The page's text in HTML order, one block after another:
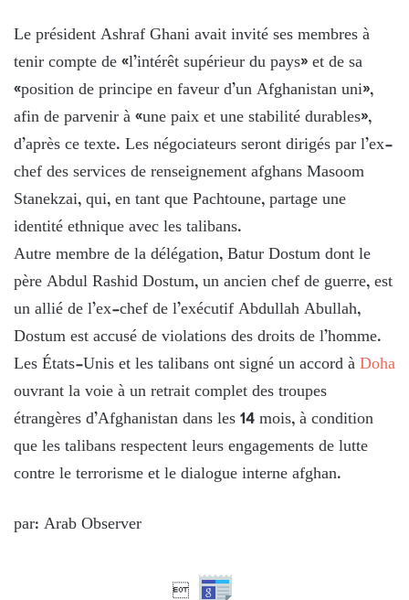
Le président Ashraf Ghani avait invité ses membres à
tenir compte de «l’intérêt supérieur du pays» et de sa
«position de principe en faveur d’un Afghanistan uni»,
afin de parvenir à «une paix et une stabilité durables»,
d’après ce texte. Les négociateurs seront dirigés par l’ex-
chef des services de renseignement afghans Masoom
Stanekzai, qui, en tant que Pachtoune, partage une
identité ethnique avec les talibans.
Autre membre de la délégation, Batur Dostum dont le
père Abdul Rashid Dostum, un ancien chef de guerre, est
un allié de l’ex-chef de l’exécutif Abdullah Abullah,
Dostum est accusé de violations des droits de l’homme.
Les États-Unis et les talibans ont signé un accord àDoha
ouvrant la voie à un retrait complet des troupes
étrangères d’Afghanistan dans les 14 mois, à condition
que les talibans respectent leurs engagements de lutte
contre le terrorisme et le dialogue interne afghan.
par: Arab Observer
